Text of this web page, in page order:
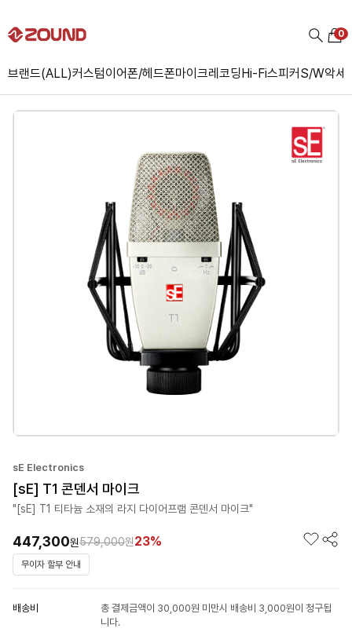
브랜드(ALL)커스텀이어폰/헤드폰마이크레코딩Hi-Fi스피커S/W악세
0
sE Electronics
[sE] T1 콘덴서 마이크
"[sE] T1 티타늄 소재의 라지 다이어프램 콘덴서 마이크"
447,300원579,000원23%
무이자 할부 안내
배송비
총 결제금액이 30,000원 미만시 배송비 3,000원이 청구됩
니다.